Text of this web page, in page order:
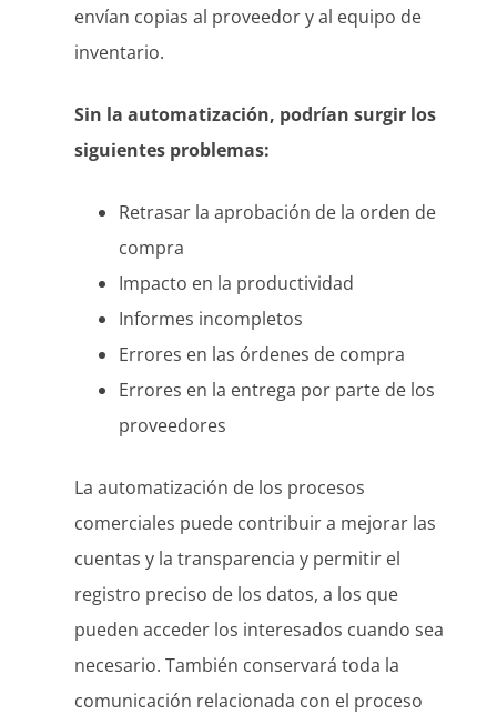
envían copias al proveedor y al equipo de
inventario.
Sin la automatización, podrían surgir los
siguientes problemas:
Retrasar la aprobación de la orden de
compra
Impacto en la productividad
Informes incompletos
Errores en las órdenes de compra
Errores en la entrega por parte de los
proveedores
La automatización de los procesos
comerciales puede contribuir a mejorar las
cuentas y la transparencia y permitir el
registro preciso de los datos, a los que
pueden acceder los interesados cuando sea
necesario. También conservará toda la
comunicación relacionada con el proceso